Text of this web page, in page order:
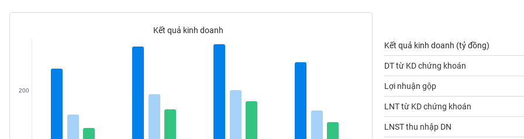
Kết quả kinh doanh
200
Kết quả kinh doanh (tỷ đồng)
DT từ KD chứng khoán
Lợi nhuận gộp
LNT từ KD chứng khoán
LNST thu nhập DN
VẬT